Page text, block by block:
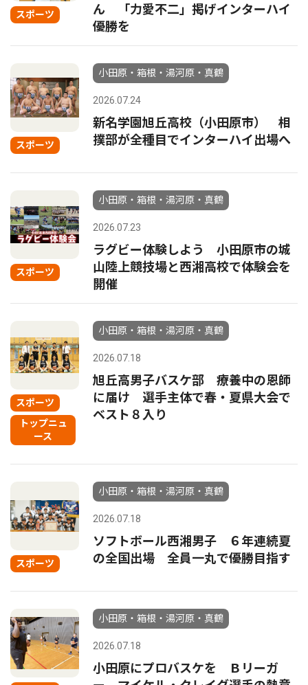
スポーツ
ん 「力愛不二」掲げインターハイ
優勝を
スポーツ
小田原・箱根・湯河原・真鶴
2026.07.24
新名学園旭丘高校（小田原市） 相
撲部が全種目でインターハイ出場へ
スポーツ
小田原・箱根・湯河原・真鶴
2026.07.23
ラグビー体験しよう 小田原市の城
山陸上競技場と西湘高校で体験会を
開催
スポーツ
トップニュ
ース
小田原・箱根・湯河原・真鶴
2026.07.18
旭丘高男子バスケ部 療養中の恩師
に届け 選手主体で春・夏県大会で
ベスト８入り
スポーツ
小田原・箱根・湯河原・真鶴
2026.07.18
ソフトボール西湘男子 ６年連続夏
の全国出場 全員一丸で優勝目指す
小田原・箱根・湯河原・真鶴
2026.07.18
小田原にプロバスケを Ｂリーガ